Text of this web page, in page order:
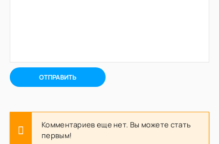
ОТПРАВИТЬ
Комментариев еще нет. Вы можете стать
первым!